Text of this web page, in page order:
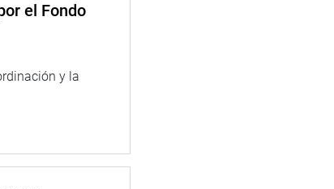
el Fondo
y la